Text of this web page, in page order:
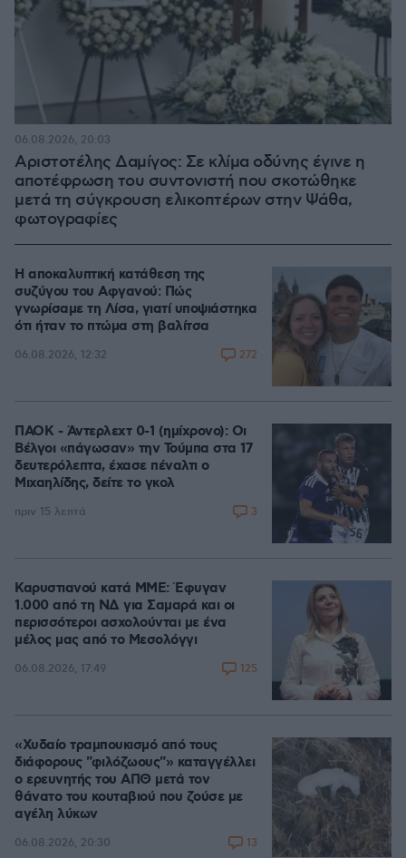
Αριστοτέλης Δαμίγος: Σε κλίμα οδύνης έγινε η
αποτέφρωση του συντονιστή που σκοτώθηκε
μετά τη σύγκρουση ελικοπτέρων στην Ψάθα,
φωτογραφίες
06.08.2026, 20:03
Η αποκαλυπτική κατάθεση της
συζύγου του Αφγανού: Πώς
γνωρίσαμε τη Λίσα, γιατί υποψιάστηκα
ότι ήταν το πτώμα στη βαλίτσα
06.08.2026, 12:32 272
ΠΑΟΚ - Άντερλεχτ 0-1 (ημίχρονο): Οι
Βέλγοι «πάγωσαν» την Τούμπα στα 17
δευτερόλεπτα, έχασε πέναλτι ο
Μιχαηλίδης, δείτε το γκολ
πριν 15 λεπτά 3
Καρυστιανού κατά ΜΜΕ: Έφυγαν
1.000 από τη ΝΔ για Σαμαρά και οι
περισσότεροι ασχολούνται με ένα
μέλος μας από το Μεσολόγγι
06.08.2026, 17:49 125
«Χυδαίο τραμπουκισμό από τους
διάφορους "φιλόζωους"» καταγγέλλει
ο ερευνητής του ΑΠΘ μετά τον
θάνατο του κουταβιού που ζούσε με
αγέλη λύκων
06.08.2026, 20:30 13